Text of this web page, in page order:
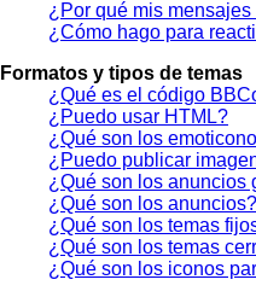
¿Por qué mis
¿Cómo hago para
Formatos y tipos de temas
¿Qué es el código
¿Puedo usar HTML?
¿Qué son los
¿Puedo publicar
¿Qué son los anuncios
¿Qué son los anuncios?
¿Qué son los temas
¿Qué son los temas
¿Qué son los iconos